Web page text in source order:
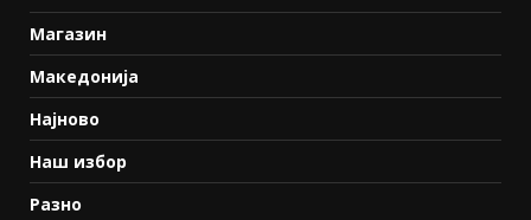
Магазин
Македонија
Најново
Наш избор
Разно